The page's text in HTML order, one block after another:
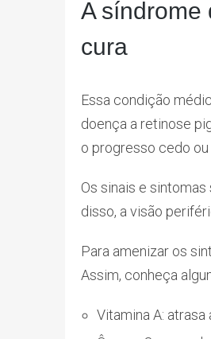
A síndrome
cura
Essa condição
doença a retinose
o progresso cedo ou
Os sinais e
disso, a visão
Para amenizar os
Assim, conheça
Vitamina A: